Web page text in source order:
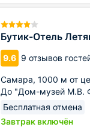
Бутик-Отель
9.6 9 отзывов
Самара, 1000 м от
До "Дом-музей М.В.
Бесплатная отмена
Завтрак включён